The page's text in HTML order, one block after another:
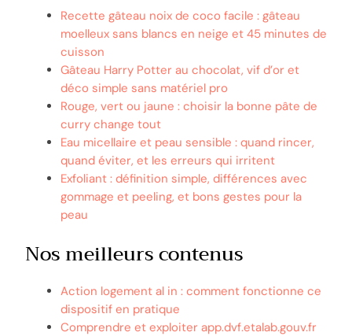
Recette gâteau noix de coco facile : gâteau
moelleux sans blancs en neige et 45 minutes de
cuisson
Gâteau Harry Potter au chocolat, vif d’or et
déco simple sans matériel pro
Rouge, vert ou jaune : choisir la bonne pâte de
curry change tout
Eau micellaire et peau sensible : quand rincer,
quand éviter, et les erreurs qui irritent
Exfoliant : définition simple, différences avec
gommage et peeling, et bons gestes pour la
peau
Nos meilleurs contenus
Action logement al in : comment fonctionne ce
dispositif en pratique
Comprendre et exploiter app.dvf.etalab.gouv.fr